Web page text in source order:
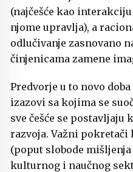
(najčešće kao
njome upravlja), a
odlučivanje zasnovano
činjenicama zamene
Predvorje u to novo
izazovi sa kojima se
sve češće se postavljaju
razvoja. Važni
(poput slobode
kulturnog i naučnog